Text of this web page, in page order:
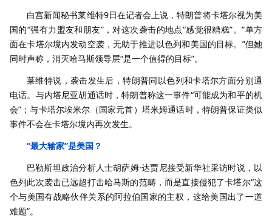
白宫新闻秘书莱维特9日在记者会上说，特朗普将卡塔尔视为美
国的“强有力盟友和朋友”，对这次袭击的地点“感觉很糟糕”。“单方
面在卡塔尔境内发动空袭，无助于推进以色列和美国的目标。”但她
同时声称，消灭哈马斯领导层“是一个值得的目标”。
莱维特说，袭击发生后，特朗普同以色列和卡塔尔方面分别通
电话。与内塔尼亚胡通话时，特朗普称这一事件“可能成为和平的机
会”；与卡塔尔埃米尔（国家元首）塔米姆通话时，特朗普保证类似
事件不会在卡塔尔境内再次发生。
“最大输家”是美国？
巴勒斯坦政治分析人士胡萨姆·达贾尼接受新华社采访时说，以
色列此次袭击已远超打击哈马斯的范畴，而是直接侵犯了卡塔尔“这
个与美国有战略伙伴关系的阿拉伯国家的主权，这给美国出了一道
难题”。